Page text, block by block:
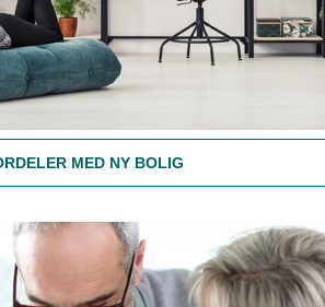
MED NY BOLIG